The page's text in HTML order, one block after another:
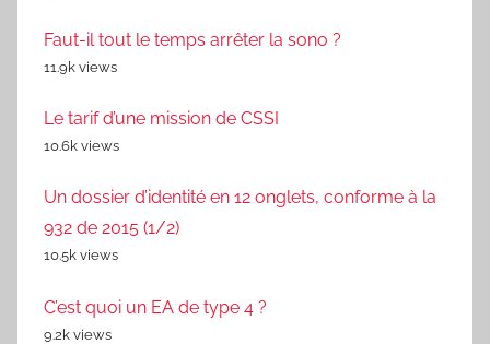
Faut-il tout le temps arrêter la sono ?
11.9k views
Le tarif d’une mission de CSSI
10.6k views
Un dossier d’identité en 12 onglets, conforme à la
932 de 2015 (1/2)
10.5k views
C’est quoi un EA de type 4 ?
9.2k views